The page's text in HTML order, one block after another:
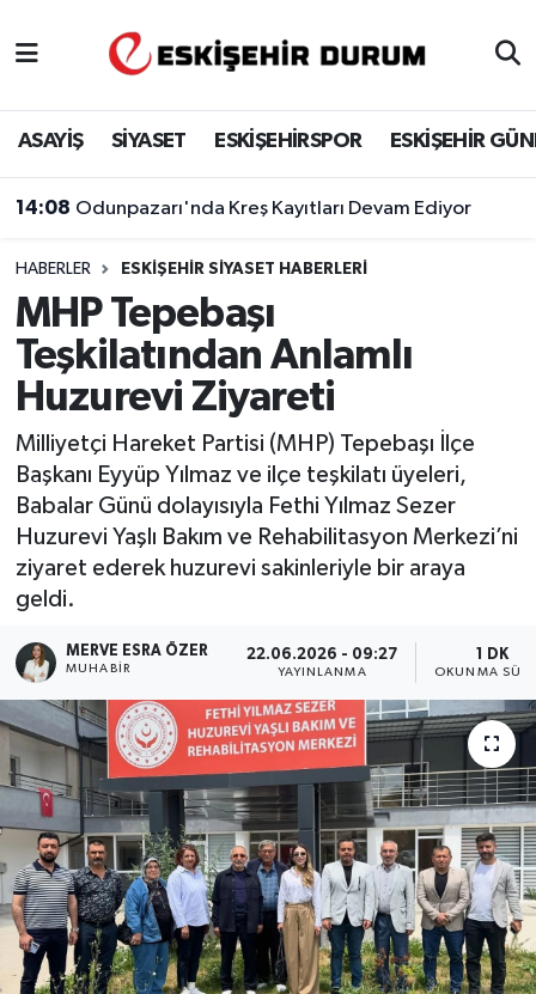
ASAYİŞ SİYASET ESKİŞEHİRSPOR ESKİŞEHİR
14:08 Odunpazarı'nda Kreş Kayıtları Devam Ediyor
HABERLER ESKIŞEHIR SIYASET HABERLERI
MHP Tepebaşı
Teşkilatından Anlamlı
Huzurevi Ziyareti
Milliyetçi Hareket Partisi (MHP) Tepebaşı İlçe
Başkanı Eyyüp Yılmaz ve ilçe teşkilatı üyeleri,
Babalar Günü dolayısıyla Fethi Yılmaz Sezer
Huzurevi Yaşlı Bakım ve Rehabilitasyon Merkezi’ni
ziyaret ederek huzurevi sakinleriyle bir araya
geldi.
MERVE ESRA ÖZER
MUHABIR
22.06.2026 - 09:27
YAYINLANMA
1 DK
OKUNMA
Eskişehir Hava Durumu
Eskişehir Namaz Vakitleri
Eskişehir Trafik Yoğunluk Haritası
Süper Lig Puan Durumu ve Fikstür
Tüm Manşetler
Son Dakika Haberleri
Haber Arşivi